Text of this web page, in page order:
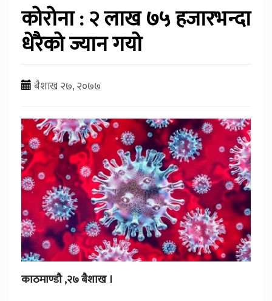
कोरोना : २ लाख ७५ हजारभन्दा
धेरैको ज्यान गयो
बैशाख २७, २०७७
काठमाण्डौ ,२७ बैशाख ।